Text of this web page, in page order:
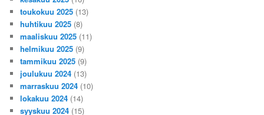
toukokuu 2025 (13)
huhtikuu 2025 (8)
maaliskuu 2025 (11)
helmikuu 2025 (9)
tammikuu 2025 (9)
joulukuu 2024 (13)
marraskuu 2024 (10)
lokakuu 2024 (14)
syyskuu 2024 (15)